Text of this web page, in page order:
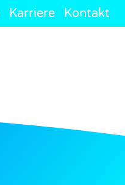
Karriere Kontakt